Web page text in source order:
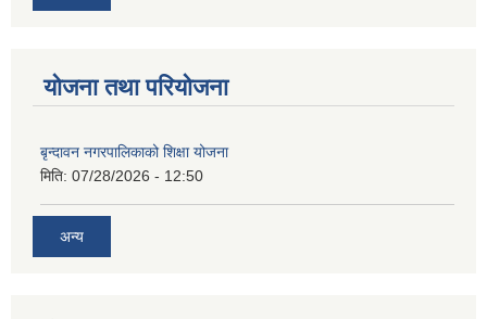
योजना तथा परियोजना
बृन्दावन नगरपालिकाको शिक्षा योजना
मिति: 07/28/2026 - 12:50
अन्य